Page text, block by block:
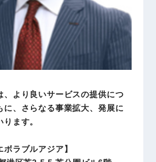
、より良いサービスの提供につ
に、さらなる事業拡大、発展に
ます。
ボラブルアジア】